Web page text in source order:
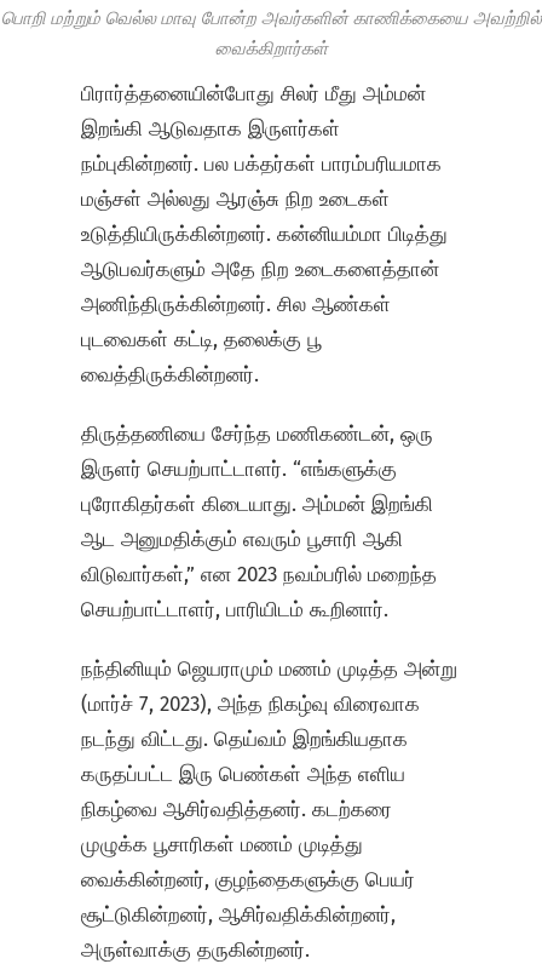
பொறி மற்றும் வெல்ல மாவு போன்ற அவர்களின் காணிக்கையை அவற்றில்
வைக்கிறார்கள்
பிரார்த்தனையின்போது சிலர் மீது அம்மன்
இறங்கி ஆடுவதாக இருளர்கள்
நம்புகின்றனர். பல பக்தர்கள் பாரம்பரியமாக
மஞ்சள் அல்லது ஆரஞ்சு நிற உடைகள்
உடுத்தியிருக்கின்றனர். கன்னியம்மா பிடித்து
ஆடுபவர்களும் அதே நிற உடைகளைத்தான்
அணிந்திருக்கின்றனர். சில ஆண்கள்
புடவைகள் கட்டி, தலைக்கு பூ
வைத்திருக்கின்றனர்.
திருத்தணியை சேர்ந்த மணிகண்டன், ஒரு
இருளர் செயற்பாட்டாளர். “எங்களுக்கு
புரோகிதர்கள் கிடையாது. அம்மன் இறங்கி
ஆட அனுமதிக்கும் எவரும் பூசாரி ஆகி
விடுவார்கள்,” என 2023 நவம்பரில் மறைந்த
செயற்பாட்டாளர், பாரியிடம் கூறினார்.
நந்தினியும் ஜெயராமும் மணம் முடித்த அன்று
(மார்ச் 7, 2023), அந்த நிகழ்வு விரைவாக
நடந்து விட்டது. தெய்வம் இறங்கியதாக
கருதப்பட்ட இரு பெண்கள் அந்த எளிய
நிகழ்வை ஆசிர்வதித்தனர். கடற்கரை
முழுக்க பூசாரிகள் மணம் முடித்து
வைக்கின்றனர், குழந்தைகளுக்கு பெயர்
சூட்டுகின்றனர், ஆசிர்வதிக்கின்றனர்,
அருள்வாக்கு தருகின்றனர்.